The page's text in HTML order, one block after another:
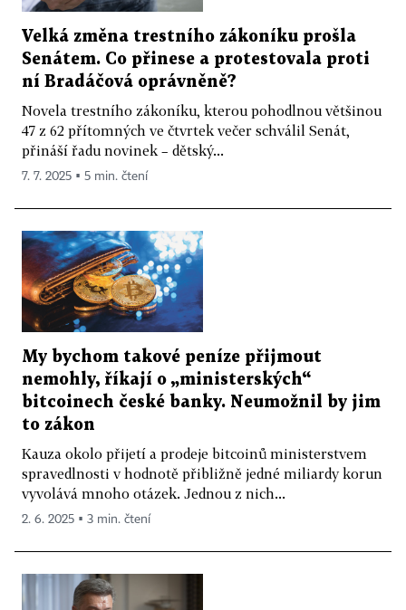
Velká změna trestního zákoníku prošla
Senátem. Co přinese a protestovala proti
ní Bradáčová oprávněně?
Novela trestního zákoníku, kterou pohodlnou většinou
47 z 62 přítomných ve čtvrtek večer schválil Senát,
přináší řadu novinek – dětský...
7. 7. 2025 ▪ 5 min. čtení
My bychom takové peníze přijmout
nemohly, říkají o „ministerských“
bitcoinech české banky. Neumožnil by jim
to zákon
Kauza okolo přijetí a prodeje bitcoinů ministerstvem
spravedlnosti v hodnotě přibližně jedné miliardy korun
vyvolává mnoho otázek. Jednou z nich...
2. 6. 2025 ▪ 3 min. čtení